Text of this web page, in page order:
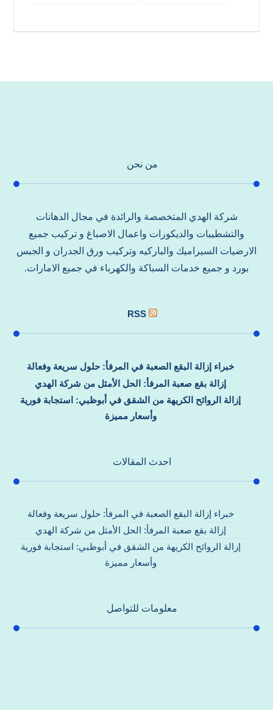
من نحن
شركة الهدي المتخصصة والرائدة في مجال الدهانات
والتشطيبات والديكورات واعمال الاصباغ و تركيب جميع
الارضيات السيراميك والباركيه وتركيب ورق الجدران و الجبس
بورد و جميع خدمات السباكة والكهرباء في جميع الامارات.
RSS
خبراء إزالة البقع الصعبة في المرفأ: حلول سريعة وفعالة
إزالة بقع صعبة المرفأ: الحل الأمثل من شركة الهدي
إزالة الروائح الكريهة من الشقق في أبوظبي: استجابة فورية
وأسعار مميزة
احدث المقالات
خبراء إزالة البقع الصعبة في المرفأ: حلول سريعة وفعالة
إزالة بقع صعبة المرفأ: الحل الأمثل من شركة الهدي
إزالة الروائح الكريهة من الشقق في أبوظبي: استجابة فورية
وأسعار مميزة
معلومات للتواصل